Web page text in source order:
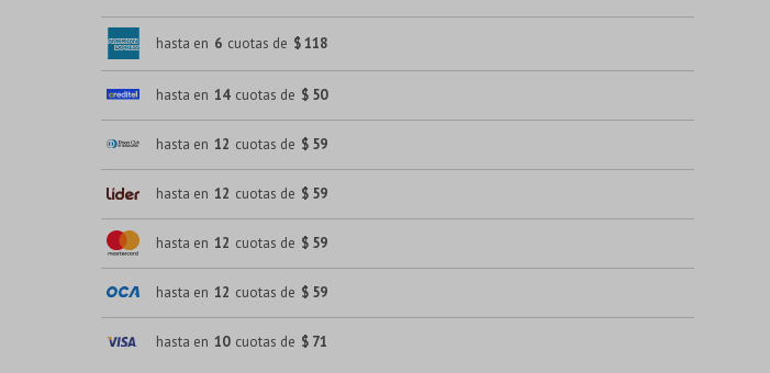
hasta en 6 cuotas de $ 118
hasta en 14 cuotas de $ 50
hasta en 12 cuotas de $ 59
hasta en 12 cuotas de $ 59
hasta en 12 cuotas de $ 59
hasta en 12 cuotas de $ 59
hasta en 10 cuotas de $ 71